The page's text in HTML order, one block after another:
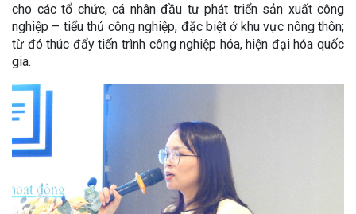
cho các tổ chức, cá nhân đầu tư phát triển sản xuất công
nghiệp – tiểu thủ công nghiệp, đặc biệt ở khu vực nông thôn;
từ đó thúc đẩy tiến trình công nghiệp hóa, hiện đại hóa quốc
gia.